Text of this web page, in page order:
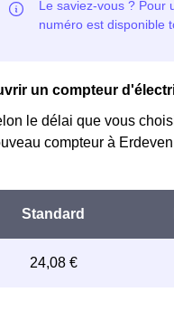
un compteur
le délai que vous
compteur à